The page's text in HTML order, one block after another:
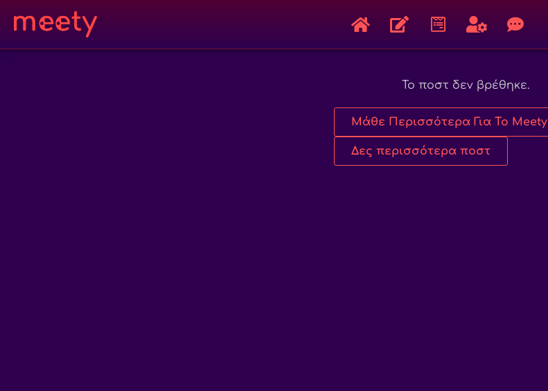
Το ποστ δεν βρέθηκε.
Μάθε Περισσότερα Για Το Meety
Δες περισσότερα ποστ